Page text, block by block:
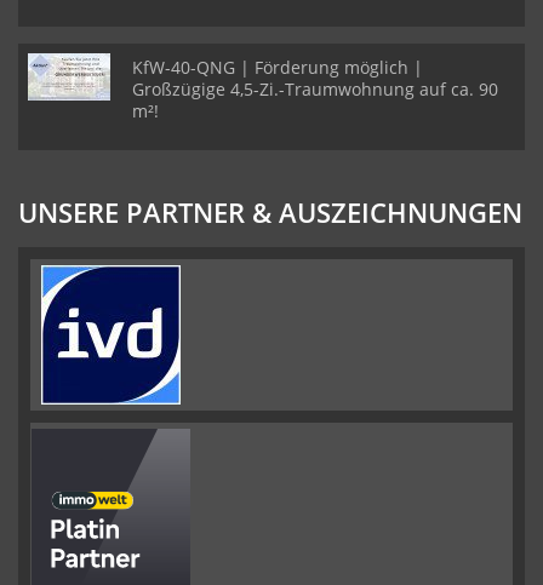
KfW-40-QNG | Förderung möglich |
Großzügige 4,5-Zi.-Traumwohnung auf ca. 90
m²!
UNSERE PARTNER & AUSZEICHNUNGEN